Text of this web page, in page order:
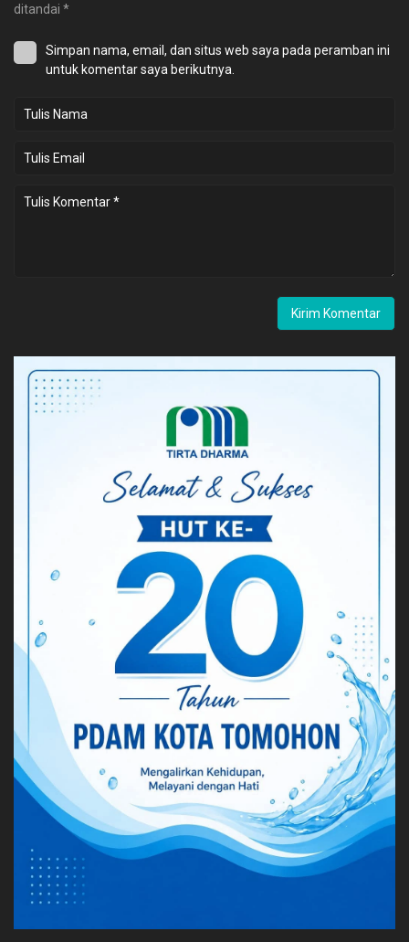
ditandai *
Simpan nama, email, dan situs web saya pada peramban ini
untuk komentar saya berikutnya.